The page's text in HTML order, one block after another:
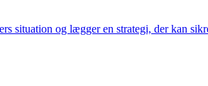
situation og lægger en strategi, der kan